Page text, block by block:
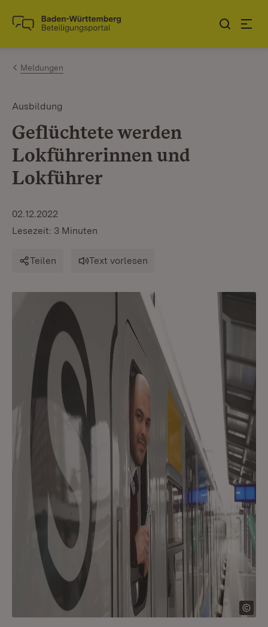
Zum Inhalt springen
Link zur Startseite
Meldungen
Ausbildung
Geflüchtete werden
Lokführerinnen und
Lokführer
02.12.2022
Lesezeit: 3 Minuten
Teilen Text vorlesen